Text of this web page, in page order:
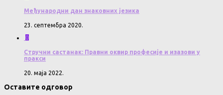
Међународни дан знаковних језика
23. септембра 2020.
0
Стручни састанак: Правни оквир професије и изазови у
пракси
20. маја 2022.
Оставите одговор